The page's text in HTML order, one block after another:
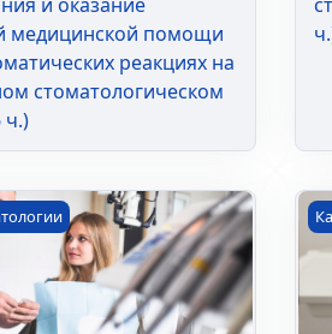
медицинской помощи
реакциях на
стоматологическом
ч.)
приёме" (36 ч.)
стоматологической помощи.